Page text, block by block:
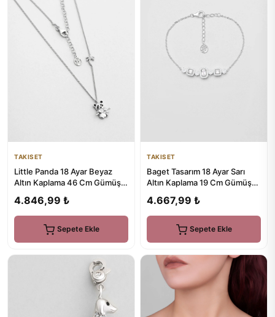
TAKISET
Little Panda 18 Ayar Beyaz
Altın Kaplama 46 Cm Gümüş
4.846,99 ₺
Sepete Ekle
TAKISET
Baget Tasarım 18 Ayar Sarı
Altın Kaplama 19 Cm Gümüş
4.667,99 ₺
Sepete Ekle